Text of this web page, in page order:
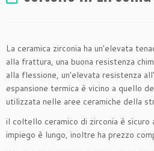
La ceramica zirconia ha un'elevata
alla frattura, una buona resistenza
alla flessione, un'elevata resistenza
espansione termica è vicino a quello
utilizzata nelle aree ceramiche della
il coltello ceramico di zirconia è
impiego è lungo, inoltre ha prezzo